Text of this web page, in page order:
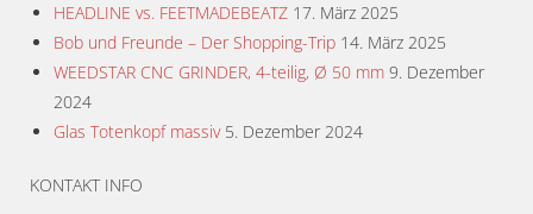
HEADLINE vs. FEETMADEBEATZ 17. März 2025
Bob und Freunde – Der Shopping-Trip 14. März 2025
WEEDSTAR CNC GRINDER, 4-teilig, Ø 50 mm 9. Dezember
2024
Glas Totenkopf massiv 5. Dezember 2024
KONTAKT INFO